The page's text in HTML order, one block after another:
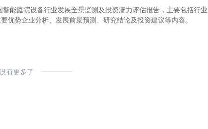
能庭院设备行业发展全景监测及投资潜力评估报告，主要包括行业
优势企业分析、发展前景预测、研究结论及投资建议等内容。
没有更多了